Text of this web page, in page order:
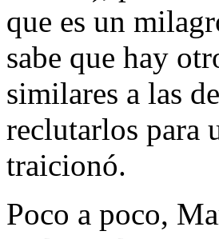
que es un
sabe que hay
similares a las
reclutarlos para
traicionó.
Poco a poco,